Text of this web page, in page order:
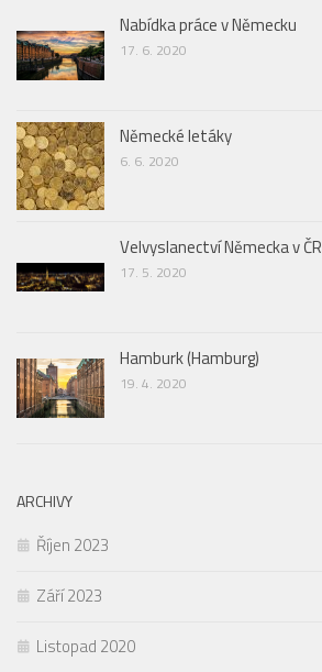
Nabídka práce v Německu
17. 6. 2020
Německé letáky
6. 6. 2020
Velvyslanectví Německa v ČR
17. 5. 2020
Hamburk (Hamburg)
19. 4. 2020
ARCHIVY
Říjen 2023
Září 2023
Listopad 2020